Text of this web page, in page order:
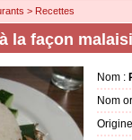
> Recettes
la façon
Nom :
Nom